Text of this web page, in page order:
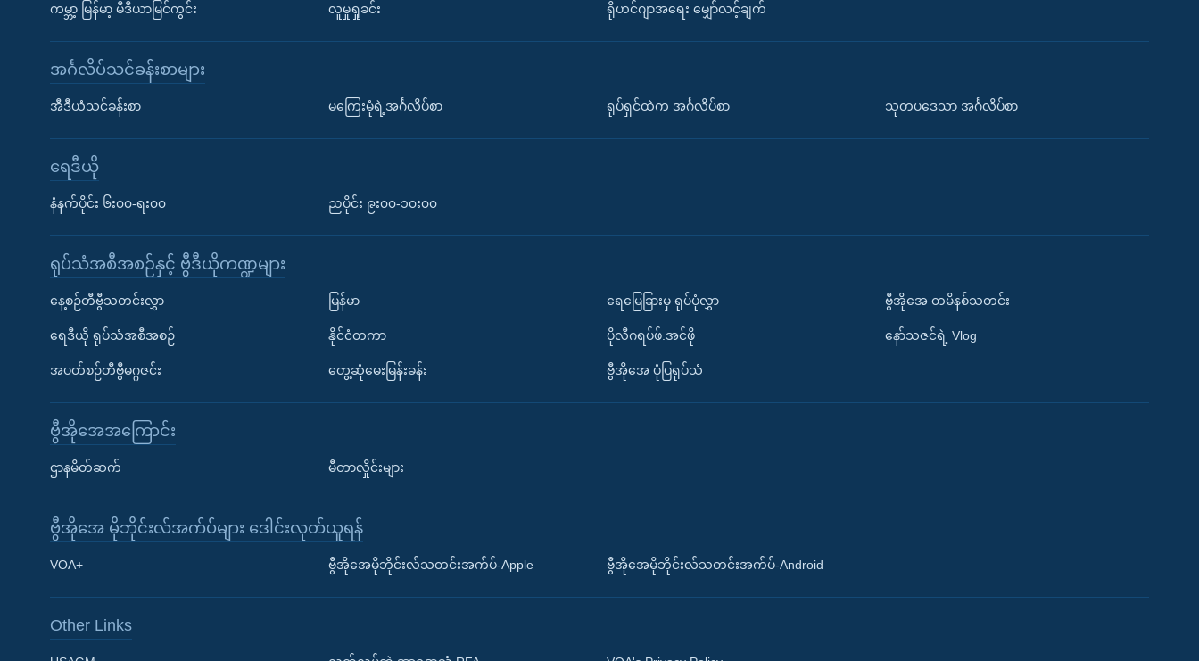
Learning English
ကမ္ဘာ့ မြန်မာ့ မီဒီယာမြင်ကွင်း လူမှုရှုခင်း ရိုဟင်ဂျာအရေး မျှော်လင့်ချက်
အင်္ဂလိပ်သင်ခန်းစာများ
အီဒီယံသင်ခန်းစာ မကြေးမုံရဲ့အင်္ဂလိပ်စာ ရုပ်ရှင်ထဲက အင်္ဂလိပ်စာ သုတပဒေသာ အင်္ဂလိပ်စာ
ရေဒီယို
နံနက်ပိုင်း ၆း၀၀-ရး၀၀ ညပိုင်း ၉း၀၀-၁၀း၀၀
ရုပ်သံအစီအစဉ်နှင့် ဗွီဒီယိုကဏ္ဍများ
နေ့စဉ်တီဗွီသတင်းလွှာ
ရေဒီယို ရုပ်သံအစီအစဉ်
အပတ်စဉ်တီဗွီမဂ္ဂဇင်း
မြန်မာ
နိုင်ငံတကာ
တွေ့ဆုံမေးမြန်းခန်း
ရေမြေခြားမှ ရုပ်ပုံလွှာ
ပိုလီဂရပ်ဖ်.အင်ဖို
ဗွီအိုအေ ပုံပြရုပ်သံ
ဗွီအိုအေ တမိနစ်သတင်း
နော်သဇင်ရဲ့ Vlog
ဗွီအိုအေအကြောင်း
ဌာနမိတ်ဆက် မီတာလှိုင်းများ
ဗွီအိုအေ မိုဘိုင်းလ်အက်ပ်များ ဒေါင်းလုတ်ယူရန်
VOA+ ဗွီအိုအေမိုဘိုင်းလ်သတင်းအက်ပ်-Apple ဗွီအိုအေမိုဘိုင်းလ်သတင်းအက်ပ်-Android
Other Links